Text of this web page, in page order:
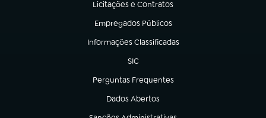
Licitações e Contratos
(abre em nova aba)
Empregados Públicos
(abre em nova aba)
Informações Classificadas
(abre em nova aba)
SIC
(abre em nova aba)
Perguntas Frequentes
(abre em nova aba)
Dados Abertos
(abre em nova aba)